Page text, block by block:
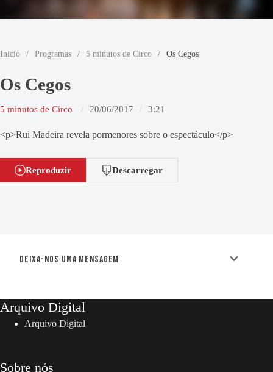
Início / Programas / 5 minutos de Circo / Os Cegos
Os Cegos
5 minutos de Circo 20/06/2017 3:21
<p>Rui Madeira revela pormenores sobre o espectáculo</p>
Reproduzir Descarregar
Deixa-nos uma mensagem
Arquivo Digital
Arquivo Digital
Sobre nós